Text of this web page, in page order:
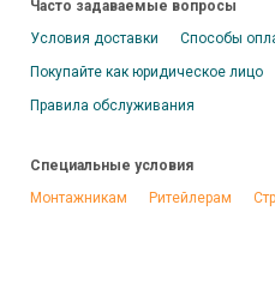
Часто задаваемые вопросы
Условия доставки
Способы
Покупайте как юридическое лицо
Правила обслуживания
Специальные условия
Монтажникам
Ритейлерам